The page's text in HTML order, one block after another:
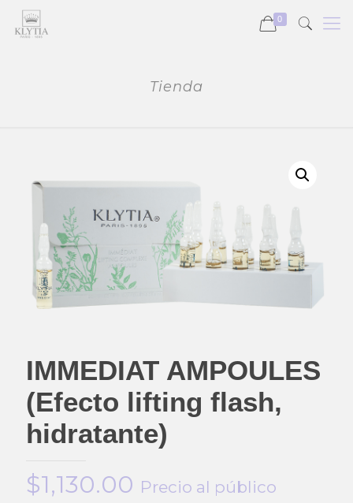
0
Tienda
IMMEDIAT AMPOULES
(Efecto lifting flash,
hidratante)
$1,130.00 Precio al público